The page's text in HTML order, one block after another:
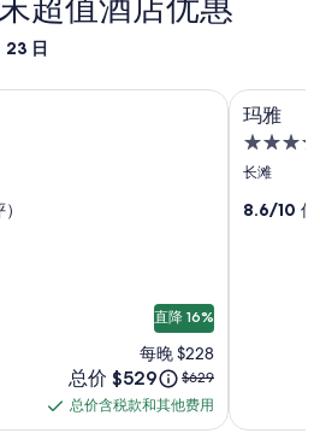
23 日
直降 16%
每晚 $228
价
格
为
总价 $529
原
价
$629
总
总价含税款和其他费用
玛
雅
照
玛雅
4.0
星
宿
长滩
8.6/10
玛雅